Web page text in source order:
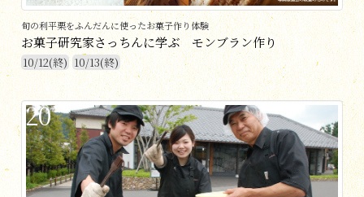
旬の利平栗をふんだんに使ったお菓子作り体験
お菓子研究家さっちんに学ぶ モンブラン作り
10/12(終) 10/13(終)
20